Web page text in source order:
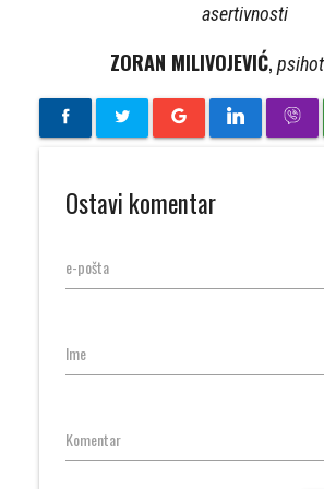
asertivnosti
ZORAN MILIVOJEVIĆ,
Ostavi komentar
e-pošta
Ime
Komentar